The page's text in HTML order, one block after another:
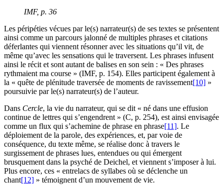
IMF, p. 36
Les péripéties vécues par le(s) narrateur(s) de ses textes se présentent
ainsi comme un parcours jalonné de multiples phrases et citations
déferlantes qui viennent résonner avec les situations qu’il vit, de
même qu’avec les sensations qui le traversent. Les phrases infusent
ainsi le récit et sont autant de balises en son sein : « Des phrases
rythmaient ma course » (IMF, p. 154). Elles participent également à
la « quête de plénitude traversée de moments de ravissement[10] »
poursuivie par le(s) narrateur(s) de l’auteur.
Dans Cercle, la vie du narrateur, qui se dit « né dans une effusion
continue de lettres qui s’engendrent » (C, p. 254), est ainsi envisagée
comme un flux qui s’achemine de phrase en phrase[11]. Le
déploiement de la parole, des expériences, et, par voie de
conséquence, du texte même, se réalise donc à travers le
surgissement de phrases lues, entendues ou qui émergent
brusquement dans la psyché de Deichel, et viennent s’imposer à lui.
Plus encore, ces « entrelacs de syllabes où se déclenche un
chant[12] » témoignent d’un mouvement de vie.